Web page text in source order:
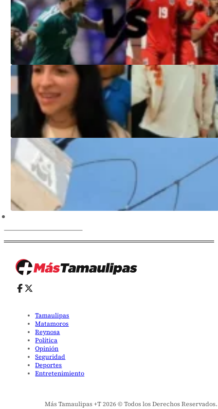
Tamaulipas
Matamoros
Reynosa
Política
Opinión
Seguridad
Deportes
Entretenimiento
Más Tamaulipas +T 2026 © Todos los Derechos